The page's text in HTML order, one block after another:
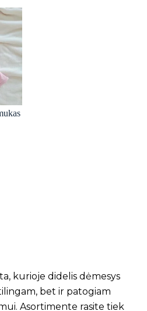
kurioje didelis dėmesys
bet ir patogiam
Asortimente rasite tiek